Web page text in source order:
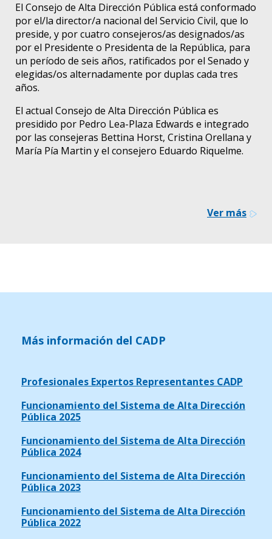
El Consejo de Alta Dirección Pública está conformado
por el/la director/a nacional del Servicio Civil, que lo
preside, y por cuatro consejeros/as designados/as
por el Presidente o Presidenta de la República, para
un período de seis años, ratificados por el Senado y
elegidas/os alternadamente por duplas cada tres
años.
El actual Consejo de Alta Dirección Pública es
presidido por Pedro Lea-Plaza Edwards e integrado
por las consejeras Bettina Horst, Cristina Orellana y
María Pía Martin y el consejero Eduardo Riquelme.
Ver más
Más información del CADP
Profesionales Expertos Representantes CADP
Funcionamiento del Sistema de Alta Dirección
Pública 2025
Funcionamiento del Sistema de Alta Dirección
Pública 2024
Funcionamiento del Sistema de Alta Dirección
Pública 2023
Funcionamiento del Sistema de Alta Dirección
Pública 2022